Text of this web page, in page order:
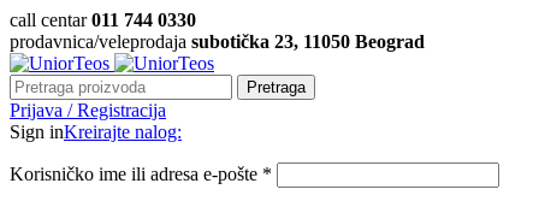
call centar011 744 0330
prodavnica/veleprodaja subotička 23, 11050 Beograd
Pretraga
Prijava / Registracija
Sign inKreirajte nalog:
Korisničko ime ili adresa e-pošte *